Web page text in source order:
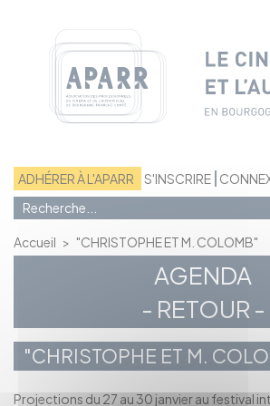
ADHÉRER À L'APARR S'INSCRIRE
Accueil > "CHRISTOPHE ET M. COLOMB"
AGENDA
- RETOUR -
"CHRISTOPHE ET M.
Projections du 27 au 30 janvier au festival